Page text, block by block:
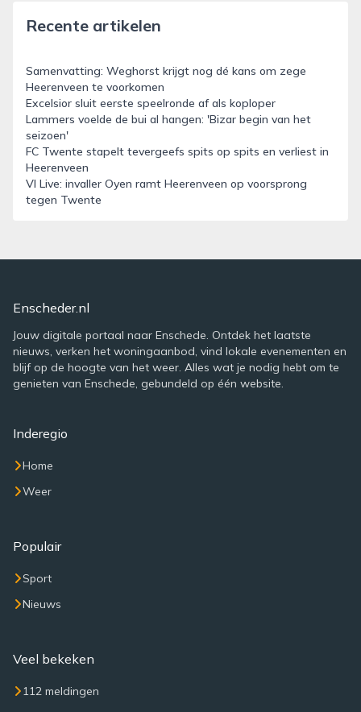
Recente artikelen
Samenvatting: Weghorst krijgt nog dé kans om zege
Heerenveen te voorkomen
Excelsior sluit eerste speelronde af als koploper
Lammers voelde de bui al hangen: 'Bizar begin van het
seizoen'
FC Twente stapelt tevergeefs spits op spits en verliest in
Heerenveen
VI Live: invaller Oyen ramt Heerenveen op voorsprong
tegen Twente
Enscheder.nl
Jouw digitale portaal naar Enschede. Ontdek het laatste
nieuws, verken het woningaanbod, vind lokale evenementen en
blijf op de hoogte van het weer. Alles wat je nodig hebt om te
genieten van Enschede, gebundeld op één website.
Inderegio
Home
Weer
Populair
Sport
Nieuws
Veel bekeken
112 meldingen